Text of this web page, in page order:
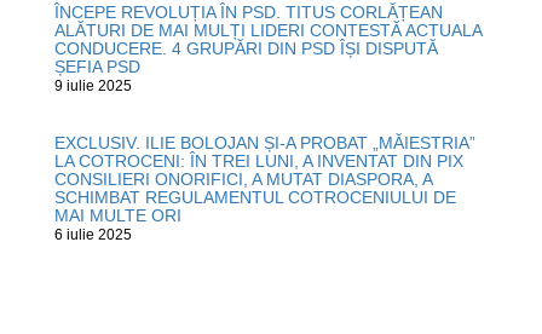
ÎNCEPE REVOLUȚIA ÎN PSD. TITUS CORLĂȚEAN
ALĂTURI DE MAI MULȚI LIDERI CONTESTĂ ACTUALA
CONDUCERE. 4 GRUPĂRI DIN PSD ÎȘI DISPUTĂ
ȘEFIA PSD
9 iulie 2025
EXCLUSIV. ILIE BOLOJAN ȘI-A PROBAT „MĂIESTRIA”
LA COTROCENI: ÎN TREI LUNI, A INVENTAT DIN PIX
CONSILIERI ONORIFICI, A MUTAT DIASPORA, A
SCHIMBAT REGULAMENTUL COTROCENIULUI DE
MAI MULTE ORI
6 iulie 2025